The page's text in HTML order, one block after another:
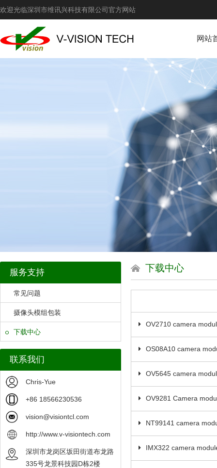
欢迎光临深圳市维讯兴科技有限公司官方网站
网站
服务支持
常见问题
摄像头模组包装
下载中心
联系我们
Chris-Yue
+86 18566230536
vision@visiontcl.com
http://www.v-visiontech.com
深圳市龙岗区坂田街道布龙路
335号龙景科技园D栋2楼
下载中心
OV2710 camera
OS08A10 camera
OV5645 camera
OV9281 Camera
NT99141 camera
IMX322 camera